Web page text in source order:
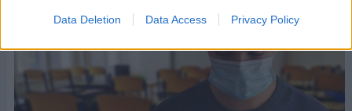
Data Deletion Data Access Privacy Policy